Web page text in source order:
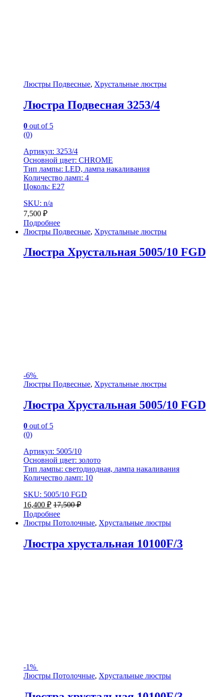
Люстры Подвесные, Хрустальные люстры
Люстра Подвесная 3253/4
0 out of 5
(0)
Артикул: 3253/4
Основной цвет: CHROME
Тип лампы: LED, лампа накаливания
Количество ламп: 4
Цоколь: Е27
SKU: n/a
7,500 ₽
Подробнее
Люстры Подвесные, Хрустальные люстры
Люстра Хрустальная 5005/10 FGD
-6%
Люстры Подвесные, Хрустальные люстры
Люстра Хрустальная 5005/10 FGD
0 out of 5
(0)
Артикул: 5005/10
Основной цвет: золото
Тип лампы: светодиодная, лампа накаливания
Количество ламп: 10
SKU: 5005/10 FGD
16,400 ₽ 17,500₽
Подробнее
Люстры Потолочные, Хрустальные люстры
Люстра хрустальная 10100F/3
-1%
Люстры Потолочные, Хрустальные люстры